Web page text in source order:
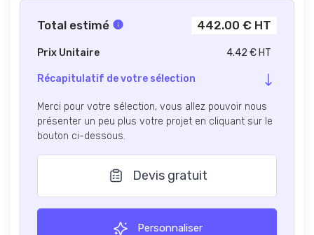
Total estimé 442.00 € HT
Prix Unitaire 4.42 € HT
Récapitulatif de votre sélection
Merci pour votre sélection, vous allez pouvoir nous
présenter un peu plus votre projet en cliquant sur le
bouton ci-dessous.
Devis gratuit
Personnaliser